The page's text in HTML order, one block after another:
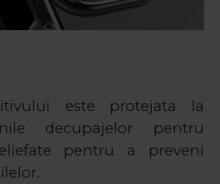
este protejata la
decupajelor pentru
pentru a preveni